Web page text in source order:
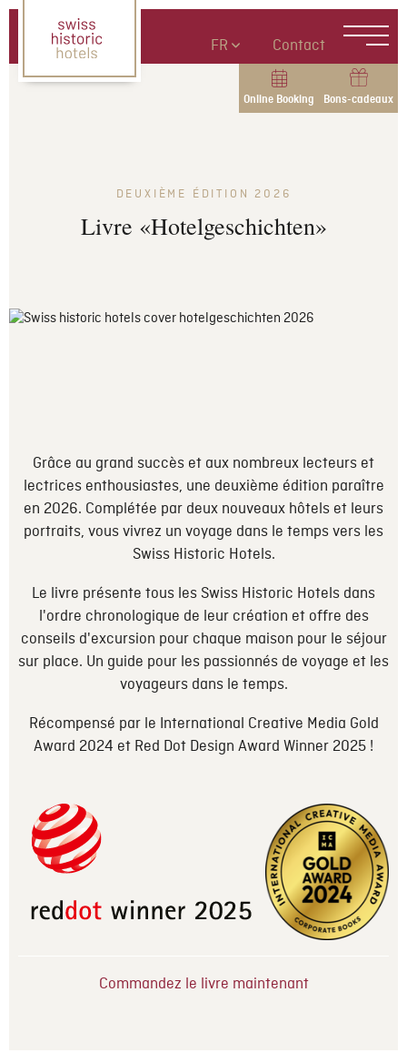
FR Contact
Online Booking Bons-cadeaux
DEUXIÈME ÉDITION 2026
Livre «Hotelgeschichten»
Grâce au grand succès et aux nombreux lecteurs et
lectrices enthousiastes, une deuxième édition paraître
en 2026. Complétée par deux nouveaux hôtels et leurs
portraits, vous vivrez un voyage dans le temps vers les
Swiss Historic Hotels.
Le livre présente tous les Swiss Historic Hotels dans
l'ordre chronologique de leur création et offre des
conseils d'excursion pour chaque maison pour le séjour
sur place. Un guide pour les passionnés de voyage et les
voyageurs dans le temps.
Récompensé par le International Creative Media Gold
Award 2024 et Red Dot Design Award Winner 2025 !
Commandez le livre maintenant